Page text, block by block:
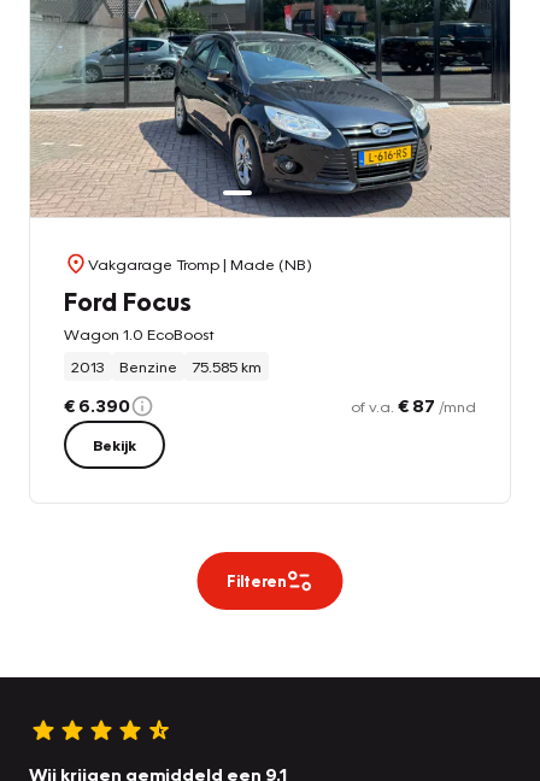
Vakgarage Tromp| Made (NB)
Ford Focus
Wagon 1.0 EcoBoost
2013
Benzine 75.585 km
€ 6.390 of v.a. € 87 /mnd
Bekijk
Filteren
Wij krijgen gemiddeld een 9.1